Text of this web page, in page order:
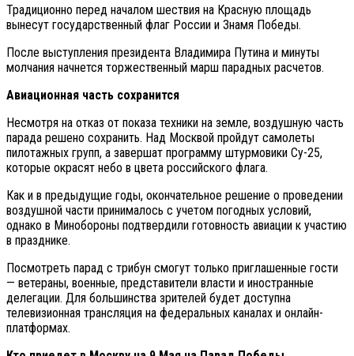
Традиционно перед началом шествия на Красную площадь
вынесут государственный флаг России и Знамя Победы.
После выступления президента Владимира Путина и минуты
молчания начнется торжественный марш парадных расчетов.
Авиационная часть сохранится
Несмотря на отказ от показа техники на земле, воздушную часть
парада решено сохранить. Над Москвой пройдут самолеты
пилотажных групп, а завершат программу штурмовики Су-25,
которые окрасят небо в цвета российского флага.
Как и в предыдущие годы, окончательное решение о проведении
воздушной части принималось с учетом погодных условий,
однако в Минобороны подтвердили готовность авиации к участию
в празднике.
Посмотреть парад с трибун смогут только приглашенные гости
— ветераны, военные, представители власти и иностранные
делегации. Для большинства зрителей будет доступна
телевизионная трансляция на федеральных каналах и онлайн-
платформах.